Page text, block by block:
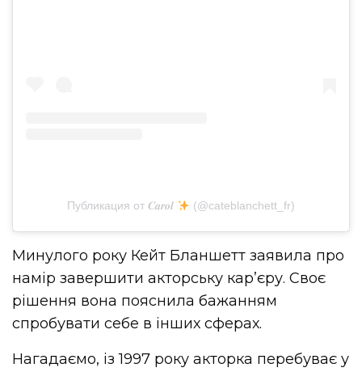
Публикация от 𝑪𝒂𝒓𝒐𝒍 (@cateblanchett_fr)
Минулого року Кейт Бланшетт заявила про
намір завершити акторську кар’єру. Своє
рішення вона пояснила бажанням
спробувати себе в інших сферах.
Нагадаємо, із 1997 року акторка перебуває у